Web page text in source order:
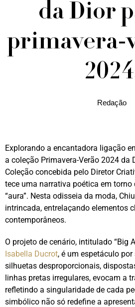
da Dior
primavera-
Redação
Explorando a encantadora ligação
a coleção Primavera-Verão 2024 da
Coleção concebida pelo Diretor
tece uma narrativa poética em
“aura”. Nesta odisseia da moda,
intrincada, entrelaçando elementos
contemporâneos.
O projeto de cenário, intitulado “Big
Isabella Ducrot, é um espetáculo
silhuetas desproporcionais,
linhas pretas irregulares, evocam a
refletindo a singularidade de cada
simbólico não só redefine a